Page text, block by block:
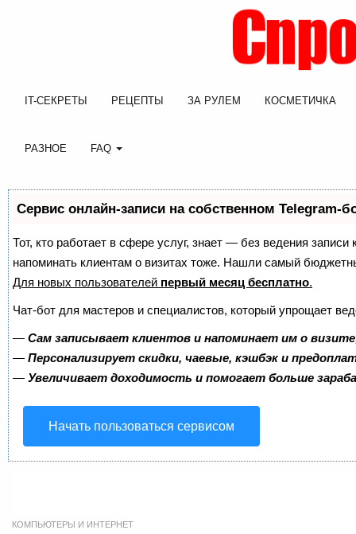
IT-СЕКРЕТЫ РЕЦЕПТЫ ЗА РУЛЕМ КОСМЕТИЧКА
РАЗНОЕ FAQ
Сервис онлайн-записи на собственном Telegram-
Тот, кто работает в сфере услуг, знает — без ведения
напоминать клиентам о визитах тоже. Нашли самый
Для новых пользователей первый месяц бесплатно.
Чат-бот для мастеров и специалистов, который упрощает
— Сам записывает клиентов и напоминает им о
— Персонализирует скидки, чаевые, кэшбэк и
— Увеличивает доходимость и помогает больше
Начать пользоваться сервисом
КОМПЬЮТЕРЫ И ИНТЕРНЕТ